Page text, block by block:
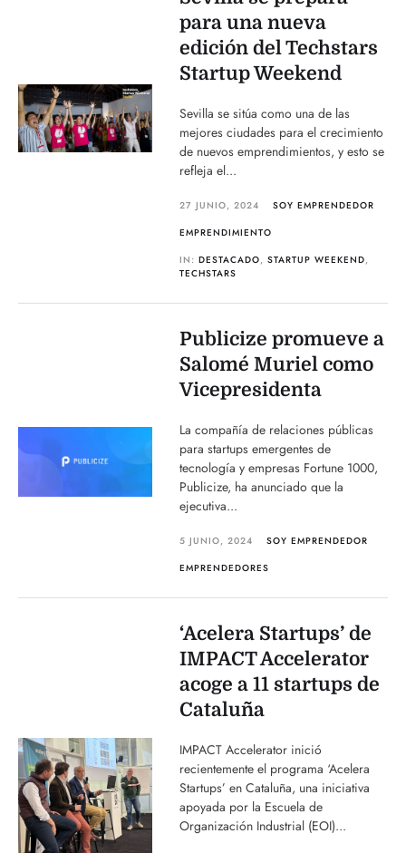
para una nueva
edición del Techstars
Startup Weekend
Sevilla se sitúa como una de las
mejores ciudades para el crecimiento
de nuevos emprendimientos, y esto se
refleja el...
27 JUNIO, 2024
SOY EMPRENDEDOR
EMPRENDIMIENTO
IN:DESTACADO,STARTUP WEEKEND,
TECHSTARS
Publicize promueve a
Salomé Muriel como
Vicepresidenta
La compañía de relaciones públicas
para startups emergentes de
tecnología y empresas Fortune 1000,
Publicize, ha anunciado que la
ejecutiva...
5 JUNIO, 2024
SOY EMPRENDEDOR
EMPRENDEDORES
‘Acelera Startups’ de
IMPACT Accelerator
acoge a 11 startups de
Cataluña
IMPACT Accelerator inició
recientemente el programa ‘Acelera
Startups’ en Cataluña, una iniciativa
apoyada por la Escuela de
Organización Industrial (EOI)...